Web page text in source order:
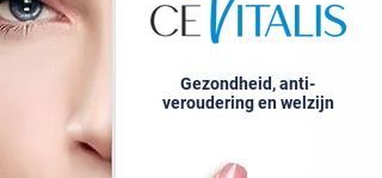
Gezondheid, anti-
veroudering en welzijn